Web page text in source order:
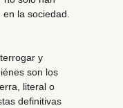
la sociedad.
y
son los
literal o
definitivas